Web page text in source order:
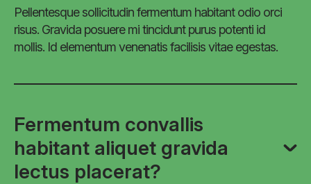
Pellentesque sollicitudin fermentum habitant odio orci
risus. Gravida posuere mi tincidunt purus potenti id
mollis. Id elementum venenatis facilisis vitae egestas.
Fermentum convallis
habitant aliquet gravida
lectus placerat?